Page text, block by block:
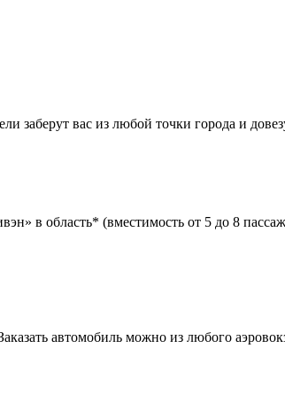
вас из любой точки города и
в область* (вместимость от 5 до 8
автомобиль можно из любого